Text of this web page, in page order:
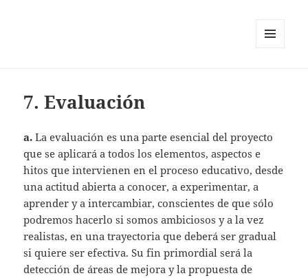
7. Evaluación
a.La evaluación es una parte esencial del proyecto
que se aplicará a todos los elementos, aspectos e
hitos que intervienen en el proceso educativo, desde
una actitud abierta a conocer, a experimentar, a
aprender y a intercambiar, conscientes de que sólo
podremos hacerlo si somos ambiciosos y a la vez
realistas, en una trayectoria que deberá ser gradual
si quiere ser efectiva. Su fin primordial será la
detección de áreas de mejora y la propuesta de